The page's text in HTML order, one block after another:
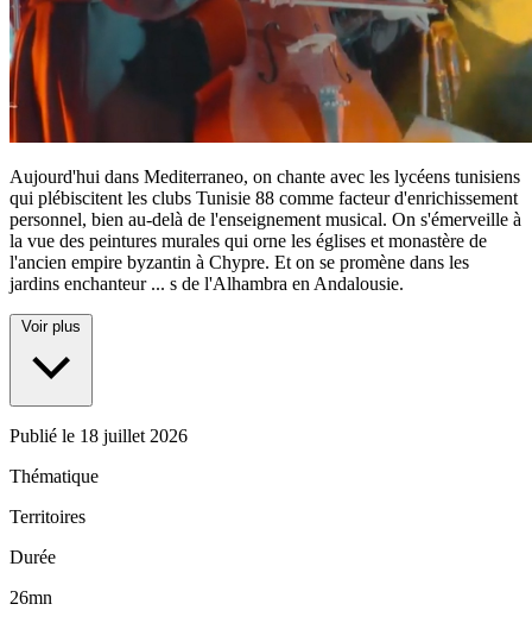
Aujourd'hui dans Mediterraneo, on chante avec les lycéens tunisiens
qui plébiscitent les clubs Tunisie 88 comme facteur d'enrichissement
personnel, bien au-delà de l'enseignement musical. On s'émerveille à
la vue des peintures murales qui orne les églises et monastère de
l'ancien empire byzantin à Chypre. Et on se promène dans les
jardins enchanteur ... s de l'Alhambra en Andalousie.
Voir plus
Publié le 18 juillet 2026
Thématique
Territoires
Durée
26mn